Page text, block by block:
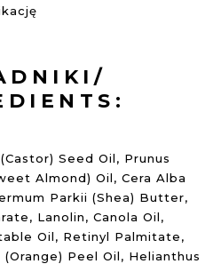
Seed Oil, Prunus
Almond) Oil, Cera Alba
Parkii (Shea) Butter,
Lanolin, Canola Oil,
Oil, Retinyl Palmitate,
Peel Oil, Helianthus